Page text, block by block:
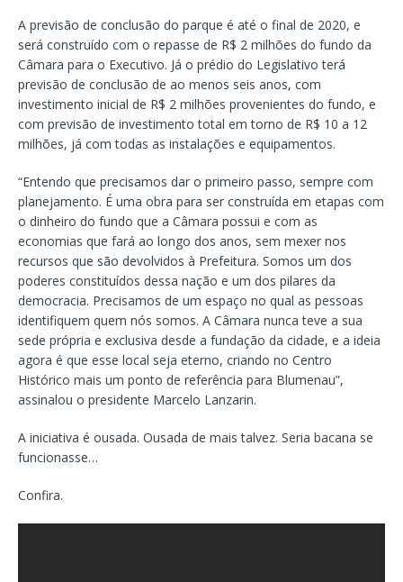
A previsão de conclusão do parque é até o final de 2020, e
será construído com o repasse de R$ 2 milhões do fundo da
Câmara para o Executivo. Já o prédio do Legislativo terá
previsão de conclusão de ao menos seis anos, com
investimento inicial de R$ 2 milhões provenientes do fundo, e
com previsão de investimento total em torno de R$ 10 a 12
milhões, já com todas as instalações e equipamentos.
“Entendo que precisamos dar o primeiro passo, sempre com
planejamento. É uma obra para ser construída em etapas com
o dinheiro do fundo que a Câmara possui e com as
economias que fará ao longo dos anos, sem mexer nos
recursos que são devolvidos à Prefeitura. Somos um dos
poderes constituídos dessa nação e um dos pilares da
democracia. Precisamos de um espaço no qual as pessoas
identifiquem quem nós somos. A Câmara nunca teve a sua
sede própria e exclusiva desde a fundação da cidade, e a ideia
agora é que esse local seja eterno, criando no Centro
Histórico mais um ponto de referência para Blumenau”,
assinalou o presidente Marcelo Lanzarin.
A iniciativa é ousada. Ousada de mais talvez. Seria bacana se
funcionasse…
Confira.